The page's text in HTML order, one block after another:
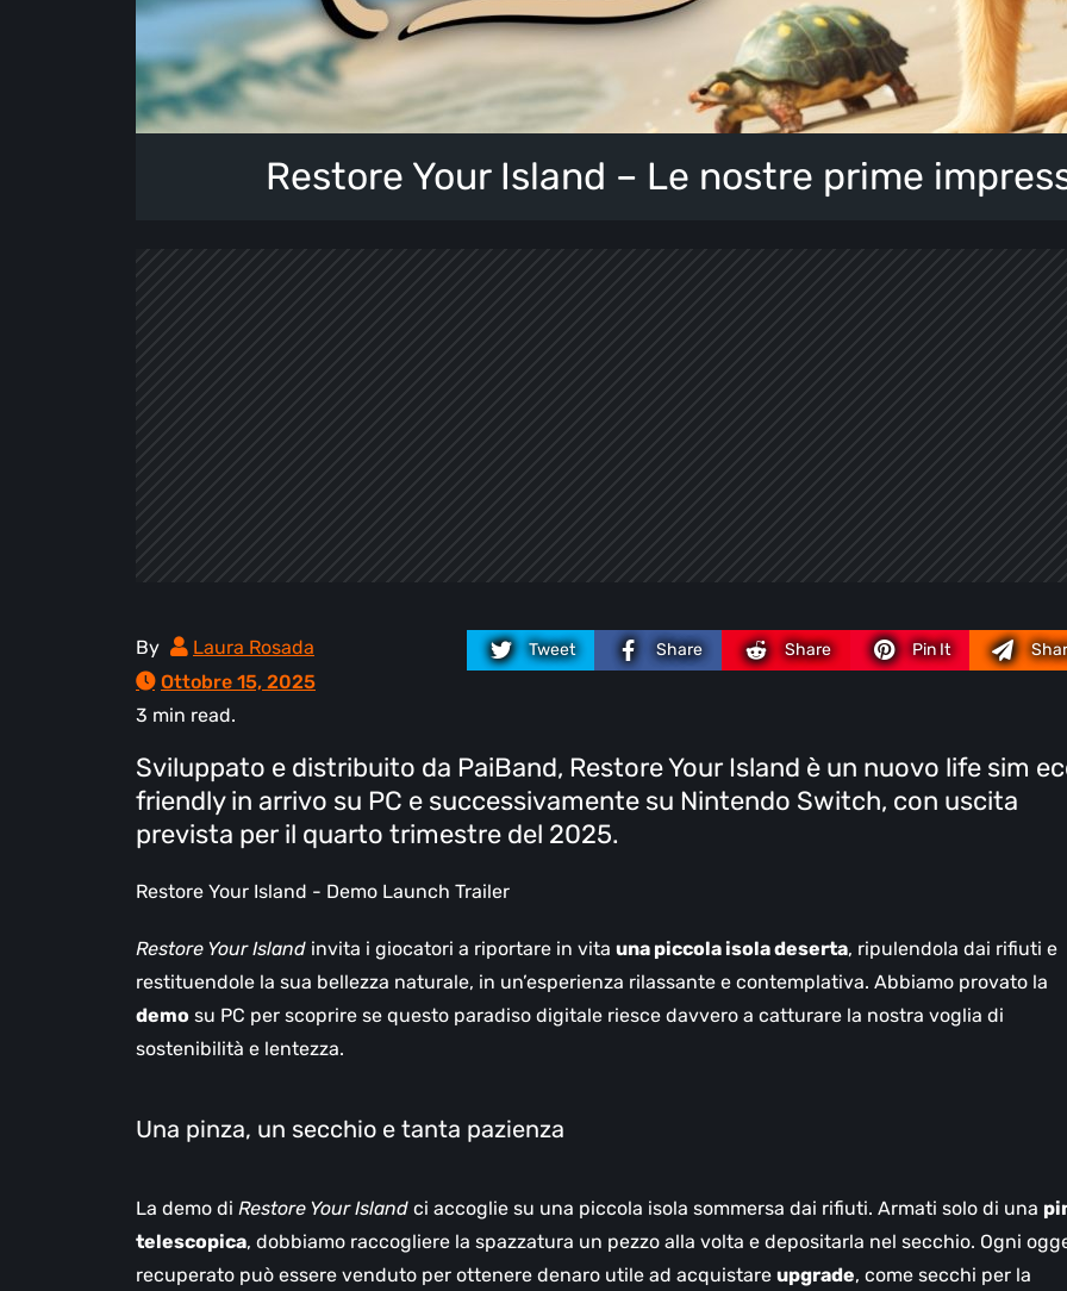
Restore Your Island – Le nostre prime
Tweet Share Share Pin It
By
Laura Rosada
Ottobre 15, 2025
3 min read.
Sviluppato e distribuito da PaiBand, Restore Your Island è un nuovo life sim
friendly in arrivo su PC e successivamente su Nintendo Switch, con uscita
prevista per il quarto trimestre del 2025.
Restore Your Island - Demo Launch Trailer
Restore Your Island invita i giocatori a riportare in vita una piccola isola deserta, ripulendola dai rifiuti e
restituendole la sua bellezza naturale, in un’esperienza rilassante e contemplativa. Abbiamo provato la
demo su PC per scoprire se questo paradiso digitale riesce davvero a catturare la nostra voglia di
sostenibilità e lentezza.
Una pinza, un secchio e tanta pazienza
La demo di Restore Your Island ci accoglie su una piccola isola sommersa dai rifiuti. Armati solo di una
telescopica, dobbiamo raccogliere la spazzatura un pezzo alla volta e depositarla nel secchio. Ogni
recuperato può essere venduto per ottenere denaro utile ad acquistare upgrade, come secchi per la